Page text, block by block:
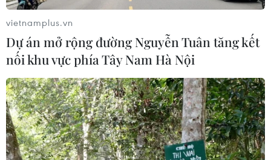
vietnamplus.vn
Dự án mở rộng đường Nguyễn Tuân tăng kết
nối khu vực phía Tây Nam Hà Nội